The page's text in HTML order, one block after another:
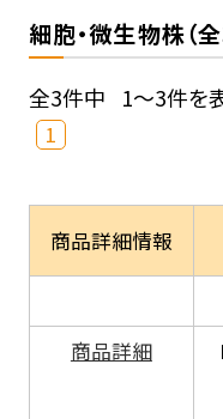
細胞・微生物株（全
全3件中 1～3件を
1
商品詳細情報
商品詳細